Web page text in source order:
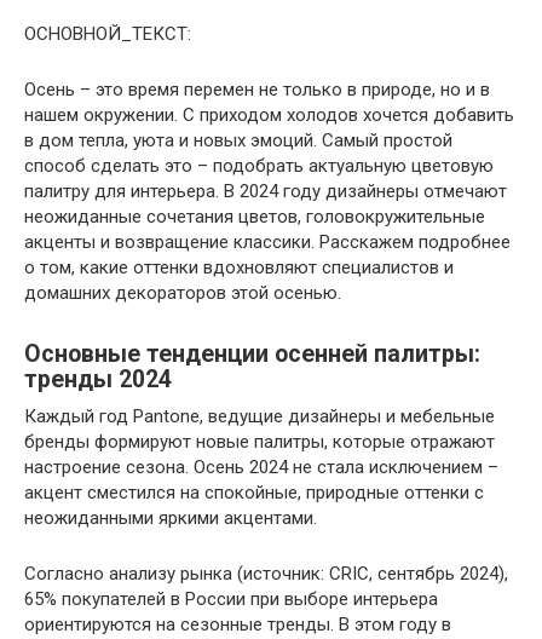
ОСНОВНОЙ_ТЕКСТ:
Осень – это время перемен не только в природе, но и в
нашем окружении. С приходом холодов хочется добавить
в дом тепла, уюта и новых эмоций. Самый простой
способ сделать это – подобрать актуальную цветовую
палитру для интерьера. В 2024 году дизайнеры отмечают
неожиданные сочетания цветов, головокружительные
акценты и возвращение классики. Расскажем подробнее
о том, какие оттенки вдохновляют специалистов и
домашних декораторов этой осенью.
Основные тенденции осенней палитры:
тренды 2024
Каждый год Pantone, ведущие дизайнеры и мебельные
бренды формируют новые палитры, которые отражают
настроение сезона. Осень 2024 не стала исключением –
акцент сместился на спокойные, природные оттенки с
неожиданными яркими акцентами.
Согласно анализу рынка (источник: CRIC, сентябрь 2024),
65% покупателей в России при выборе интерьера
ориентируются на сезонные тренды. В этом году в